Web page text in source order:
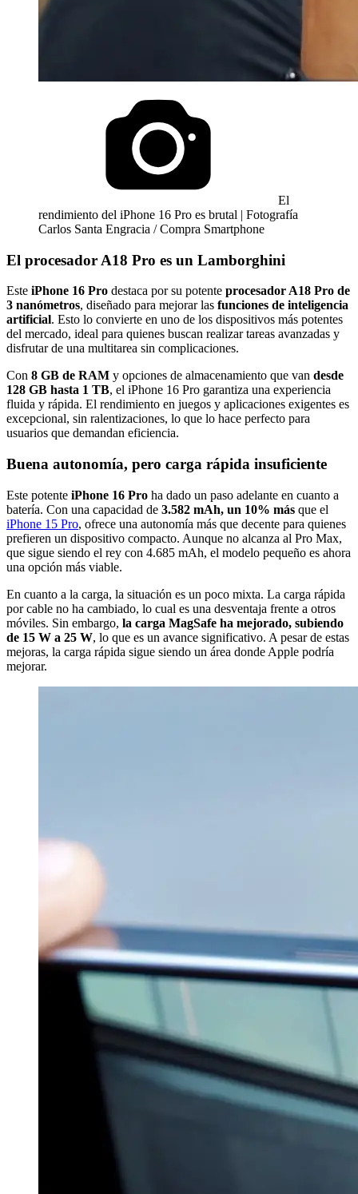
El
rendimiento del iPhone 16 Pro es brutal | Fotografía
Carlos Santa Engracia / Compra Smartphone
El procesador A18 Pro es un Lamborghini
Este iPhone 16 Pro destaca por su potente procesador A18 Pro de
3 nanómetros, diseñado para mejorar las funciones de inteligencia
artificial. Esto lo convierte en uno de los dispositivos más potentes
del mercado, ideal para quienes buscan realizar tareas avanzadas y
disfrutar de una multitarea sin complicaciones.
Con 8 GB de RAM y opciones de almacenamiento que van desde
128 GB hasta 1 TB, el iPhone 16 Pro garantiza una experiencia
fluida y rápida. El rendimiento en juegos y aplicaciones exigentes es
excepcional, sin ralentizaciones, lo que lo hace perfecto para
usuarios que demandan eficiencia.
Buena autonomía, pero carga rápida insuficiente
Este potente iPhone 16 Pro ha dado un paso adelante en cuanto a
batería. Con una capacidad de 3.582 mAh, un 10% más que el
iPhone 15 Pro, ofrece una autonomía más que decente para quienes
prefieren un dispositivo compacto. Aunque no alcanza al Pro Max,
que sigue siendo el rey con 4.685 mAh, el modelo pequeño es ahora
una opción más viable.
En cuanto a la carga, la situación es un poco mixta. La carga rápida
por cable no ha cambiado, lo cual es una desventaja frente a otros
móviles. Sin embargo, la carga MagSafe ha mejorado, subiendo
de 15 W a 25 W, lo que es un avance significativo. A pesar de estas
mejoras, la carga rápida sigue siendo un área donde Apple podría
mejorar.